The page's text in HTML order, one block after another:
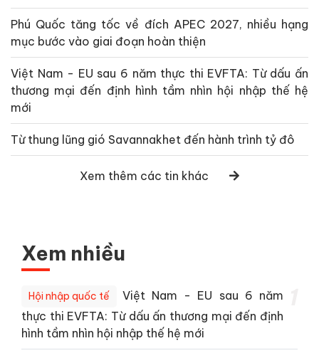
Phú Quốc tăng tốc về đích APEC 2027, nhiều hạng
mục bước vào giai đoạn hoàn thiện
Việt Nam - EU sau 6 năm thực thi EVFTA: Từ dấu ấn
thương mại đến định hình tầm nhìn hội nhập thế hệ
mới
Từ thung lũng gió Savannakhet đến hành trình tỷ đô
Xem thêm các tin khác
Xem nhiều
Hội nhập quốc tế
Việt Nam - EU sau 6 năm
thực thi EVFTA: Từ dấu ấn thương mại đến định
hình tầm nhìn hội nhập thế hệ mới